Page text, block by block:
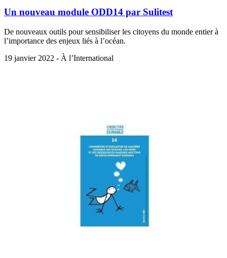
Un nouveau module ODD14 par Sulitest
De nouveaux outils pour sensibiliser les citoyens du monde entier à
l’importance des enjeux liés à l’océan.
19 janvier 2022 - À l’International